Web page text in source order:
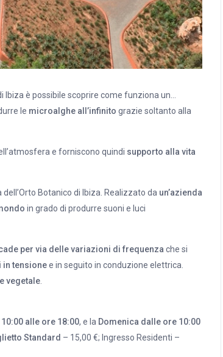
Ibiza è possibile scoprire come funziona un…
le microalghe all’infinito grazie soltanto alla
e forniscono quindi supporto alla vita
dell’Orto Botanico di Ibiza. Realizzato da un’azienda
in grado di produrre suoni e luci
per via delle variazioni di frequenza che si
in tensionee in seguito in conduzione elettrica.
vegetale.
10:00 alle ore 18:00, e la Domenica dalle ore 10:00
Standard – 15,00 €; Ingresso Residenti –